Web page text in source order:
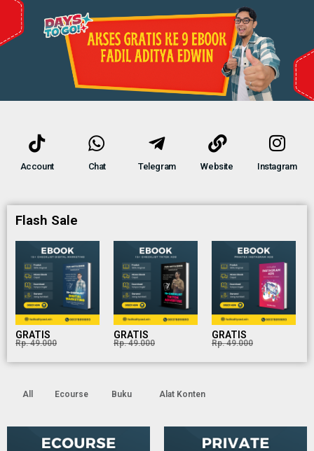
Account Chat Telegram Website Instagram
Flash Sale
GRATIS
Rp. 49.000
GRATIS
Rp. 49.000
GRATIS
Rp. 49.000
All Ecourse Buku Alat Konten